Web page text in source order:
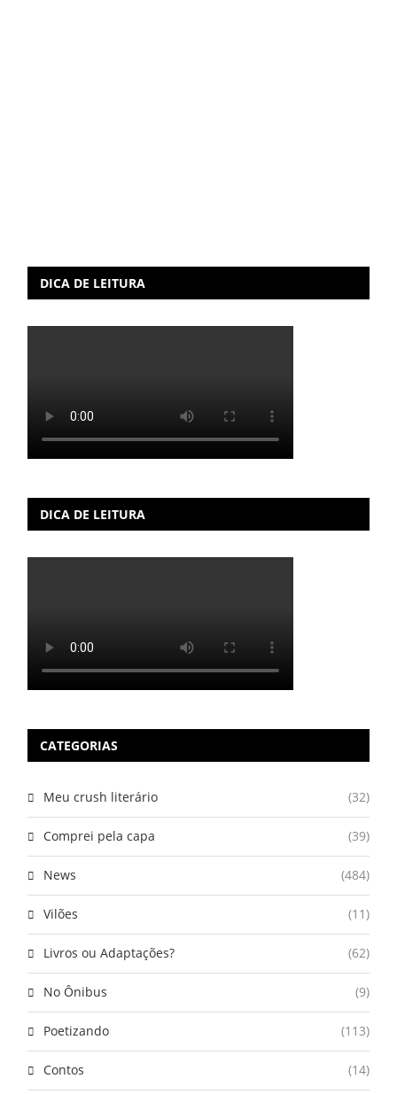
DICA DE LEITURA
DICA DE LEITURA
CATEGORIAS
Meu crush literário (32)
Comprei pela capa (39)
News (484)
Vilões (11)
Livros ou Adaptações? (62)
No Ônibus (9)
Poetizando (113)
Contos (14)